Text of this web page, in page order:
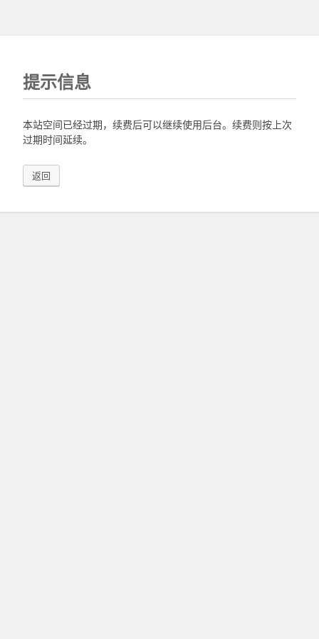
提示信息
本站空间已经过期，续费后可以继续使用后台。续费则按上次
过期时间延续。
返回